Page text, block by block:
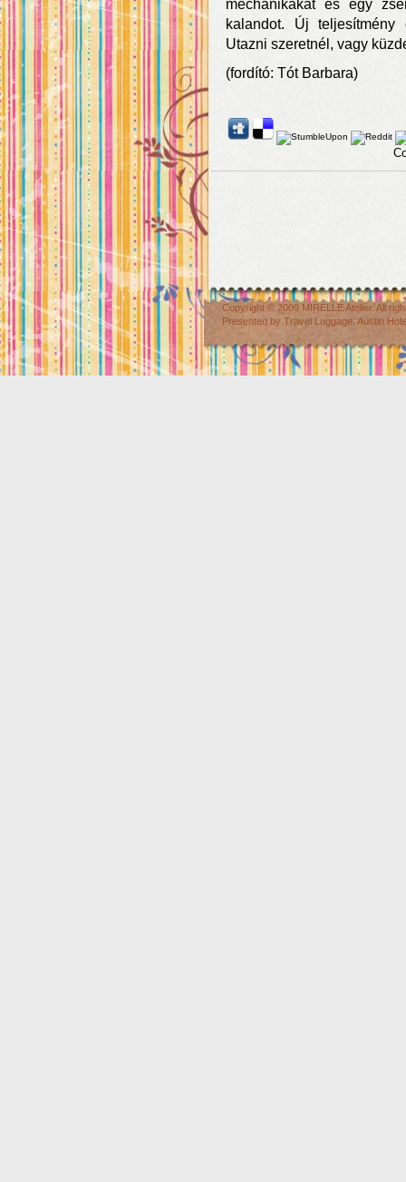
mechanikákat és egy
kalandot. Új teljesítmény
Utazni szeretnél, vagy
(fordító: Tót Barbara)
Copyright © 2009 MIRELLE Atelier. All
Presented by Travel Luggage Austin